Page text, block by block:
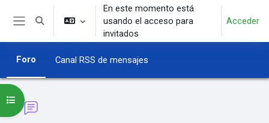
Salta al contenido principal
Selector de búsqueda de entrada
En este momento está
usando el acceso para
invitados
Acceder
Foro Canal RSS de mensajes
Abrir índice del curso